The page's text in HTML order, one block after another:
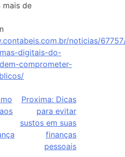
mais de
noticias/
digitais-do-
comprometer-
Proxima: Dicas
para evitar
sustos em suas
finanças
pessoais